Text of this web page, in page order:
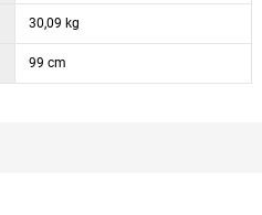
30,09 kg
99 cm